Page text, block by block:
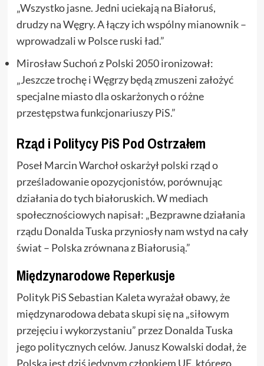
„Wszystko jasne. Jedni uciekają na Białoruś,
drudzy na Węgry. A łączy ich wspólny mianownik –
wprowadzali w Polsce ruski ład.”
Mirosław Suchoń z Polski 2050 ironizował:
„Jeszcze trochę i Węgrzy będą zmuszeni założyć
specjalne miasto dla oskarżonych o różne
przestępstwa funkcjonariuszy PiS.”
Rząd i Politycy PiS Pod Ostrzałem
Poseł Marcin Warchoł oskarżył polski rząd o
prześladowanie opozycjonistów, porównując
działania do tych białoruskich. W mediach
społecznościowych napisał: „Bezprawne działania
rządu Donalda Tuska przyniosły nam wstyd na cały
świat – Polska zrównana z Białorusią.”
Międzynarodowe Reperkusje
Polityk PiS Sebastian Kaleta wyrażał obawy, że
międzynarodowa debata skupi się na „siłowym
przejęciu i wykorzystaniu” przez Donalda Tuska
jego politycznych celów. Janusz Kowalski dodał, że
Polska jest dziś jedynym członkiem UE, którego